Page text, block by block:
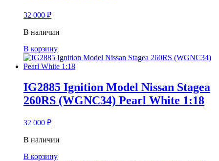
32 000 ₽
В наличии
В корзину
IG2885 Ignition Model Nissan Stagea
260RS (WGNC34) Pearl White 1:18
32 000 ₽
В наличии
В корзину